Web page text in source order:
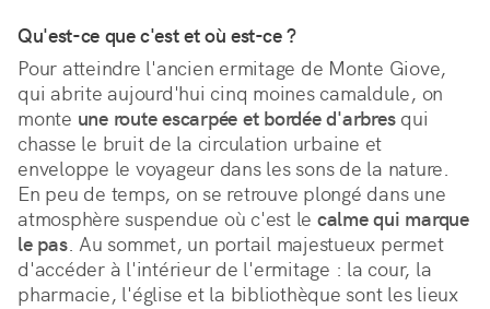
Qu'est-ce que c'est et où est-ce ?
Pour atteindre l'ancien ermitage de Monte Giove,
qui abrite aujourd'hui cinq moines camaldule, on
monte une route escarpée et bordée d'arbres qui
chasse le bruit de la circulation urbaine et
enveloppe le voyageur dans les sons de la nature.
En peu de temps, on se retrouve plongé dans une
atmosphère suspendue où c'est le calme qui marque
le pas. Au sommet, un portail majestueux permet
d'accéder à l'intérieur de l'ermitage : la cour, la
pharmacie, l'église et la bibliothèque sont les lieux